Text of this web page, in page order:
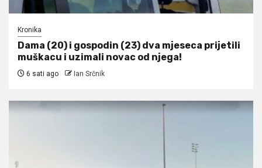
Kronika
Dama (20) i gospodin (23) dva mjeseca prijetili
muškacu i uzimali novac od njega!
6 sati ago Ian Srčnik